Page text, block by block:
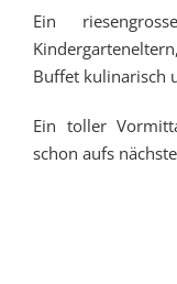
Ein
Buffet kulinarisch
Ein toller
schon aufs